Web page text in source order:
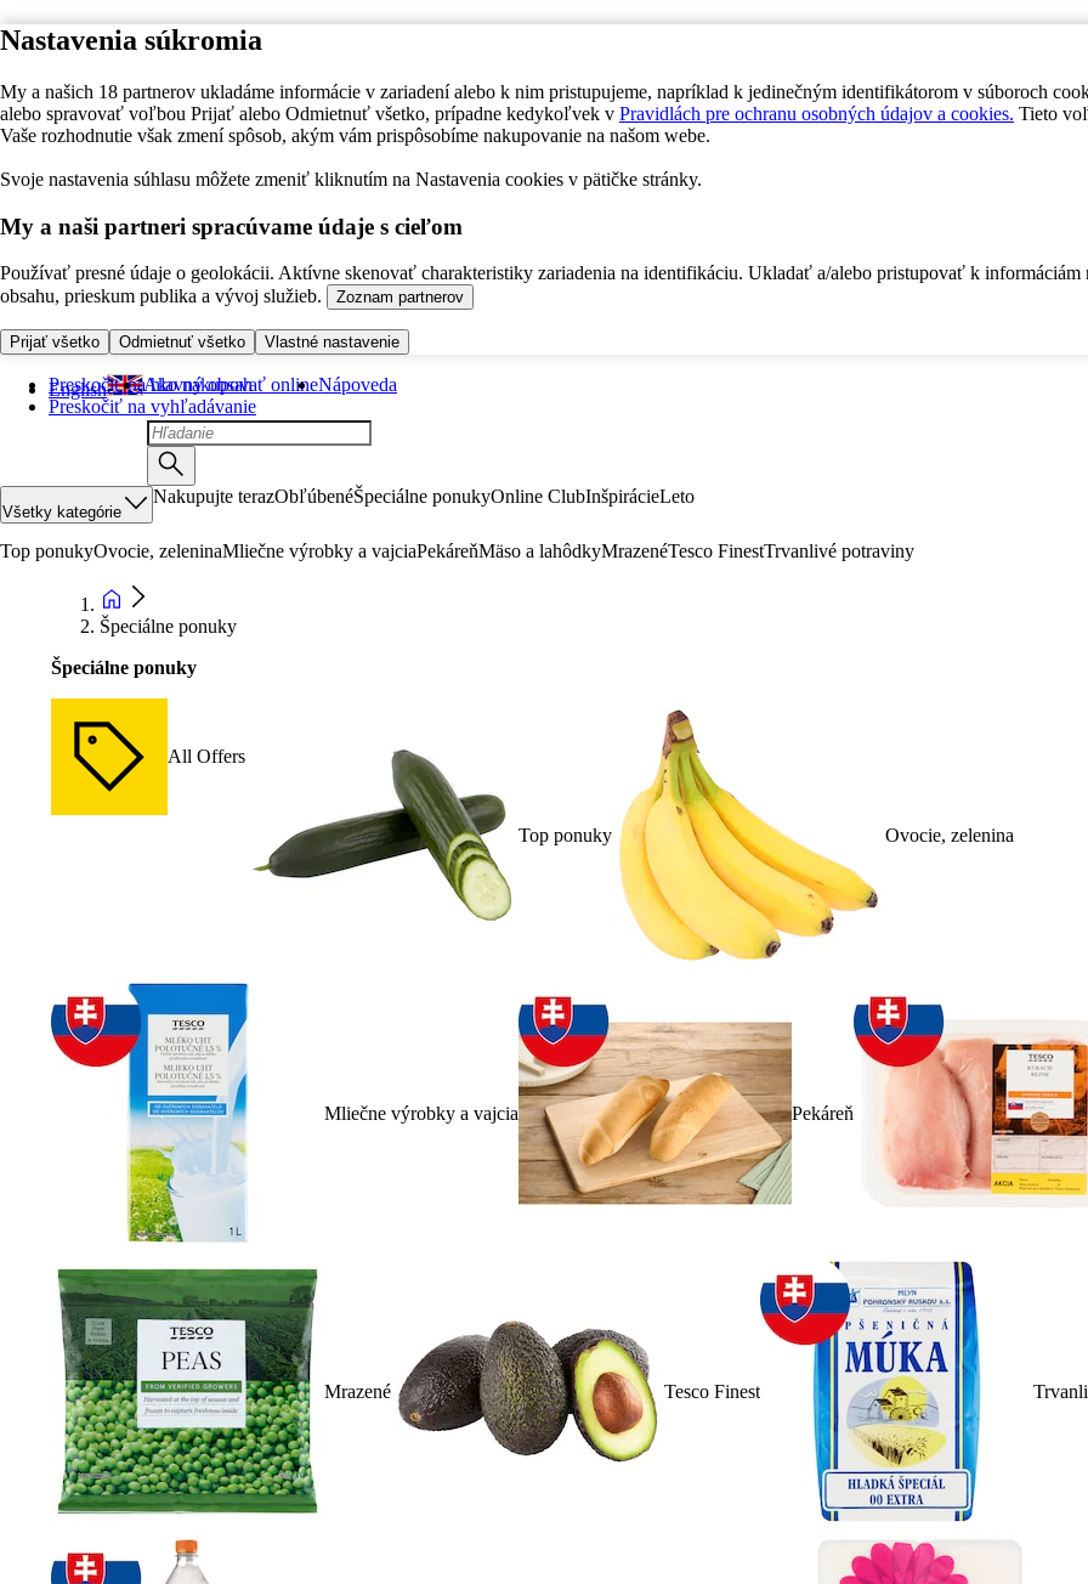
Nastavenia súkromia
My a našich 18 partnerov ukladáme informácie v zariadení alebo k nim pristupujeme, napríklad k jedinečným identifikátorom v súboroch
alebo spravovať voľbou Prijať alebo Odmietnuť všetko, prípadne kedykoľvek v Pravidlách pre ochranu osobných údajov a cookies. Tieto
Vaše rozhodnutie však zmení spôsob, akým vám prispôsobíme nakupovanie na našom webe.
Svoje nastavenia súhlasu môžete zmeniť kliknutím na Nastavenia cookies v pätičke stránky.
My a naši partneri spracúvame údaje s cieľom
Používať presné údaje o geolokácii. Aktívne skenovať charakteristiky zariadenia na identifikáciu. Ukladať a/alebo pristupovať k informáciám
obsahu, prieskum publika a vývoj služieb.
Zoznam partnerov
Prijať všetko Odmietnuť všetko Vlastné nastavenie
Preskočiť na hlavný obsah
Preskočiť na vyhľadávanie
English Ako nakupovať onlineNápoveda
Všetky kategórie
Nakupujte terazObľúbenéŠpeciálne ponukyOnline ClubInšpirácieLeto
Top ponukyOvocie, zeleninaMliečne výrobky a vajciaPekáreňMäso a lahôdkyMrazenéTesco FinestTrvanlivé potraviny
Špeciálne ponuky
Špeciálne ponuky
All Offers
Top ponuky Ovocie, zelenina
Mliečne výrobky a vajcia Pekáreň
Mrazené Tesco Finest